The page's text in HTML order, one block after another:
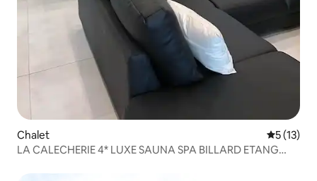
Chalet
5 (13)
LA CALECHERIE 4* LUXE SAUNA SPA BILLARD ETANG